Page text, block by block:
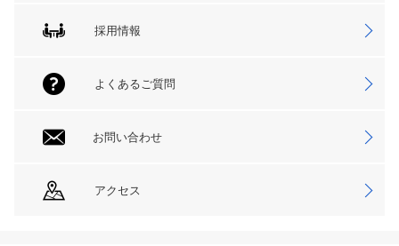
採用情報
よくあるご質問
お問い合わせ
アクセス